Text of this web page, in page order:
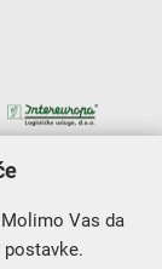
iz
Vas da